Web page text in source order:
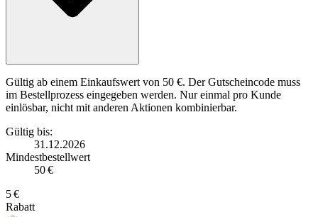
Gültig ab einem Einkaufswert von 50 €. Der Gutscheincode muss
im Bestellprozess eingegeben werden. Nur einmal pro Kunde
einlösbar, nicht mit anderen Aktionen kombinierbar.
Gültig bis:
31.12.2026
Mindestbestellwert
50 €
5 €
Rabatt